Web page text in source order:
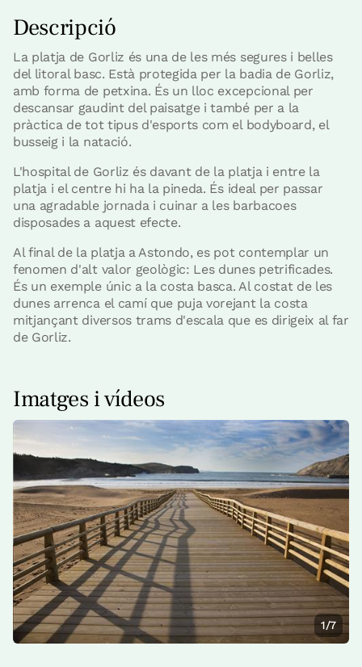
Descripció
La platja de Gorliz és una de les més segures i belles
del litoral basc. Està protegida per la badia de Gorliz,
amb forma de petxina. És un lloc excepcional per
descansar gaudint del paisatge i també per a la
pràctica de tot tipus d'esports com el bodyboard, el
busseig i la natació.
L'hospital de Gorliz és davant de la platja i entre la
platja i el centre hi ha la pineda. És ideal per passar
una agradable jornada i cuinar a les barbacoes
disposades a aquest efecte.
Al final de la platja a Astondo, es pot contemplar un
fenomen d'alt valor geològic: Les dunes petrificades.
És un exemple únic a la costa basca. Al costat de les
dunes arrenca el camí que puja vorejant la costa
mitjançant diversos trams d'escala que es dirigeix ​​al far
de Gorliz.
Imatges i vídeos
1/7